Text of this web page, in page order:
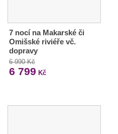
7 nocí na Makarské či
Omišské riviéře vč.
dopravy
6 990 Kč
6 799 Kč